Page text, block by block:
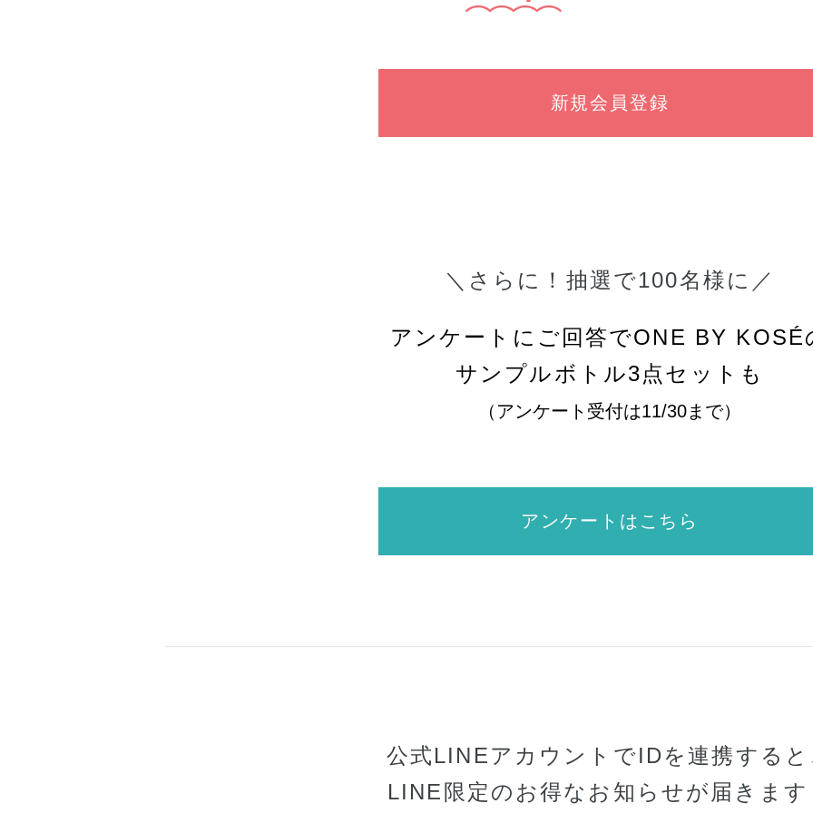
新規会員登録
＼さらに！抽選で100名様に／
アンケートにご回答でONE BY KOSÉ
サンプルボトル3点セットも
（アンケート受付は11/30まで）
アンケートはこちら
公式LINEアカウントでIDを連携する
LINE限定のお得なお知らせが届きます